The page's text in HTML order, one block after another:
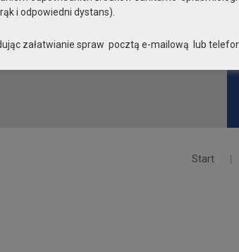
Start
i odpowiedni dystans).
załatwianie spraw pocztą e-mailową lub